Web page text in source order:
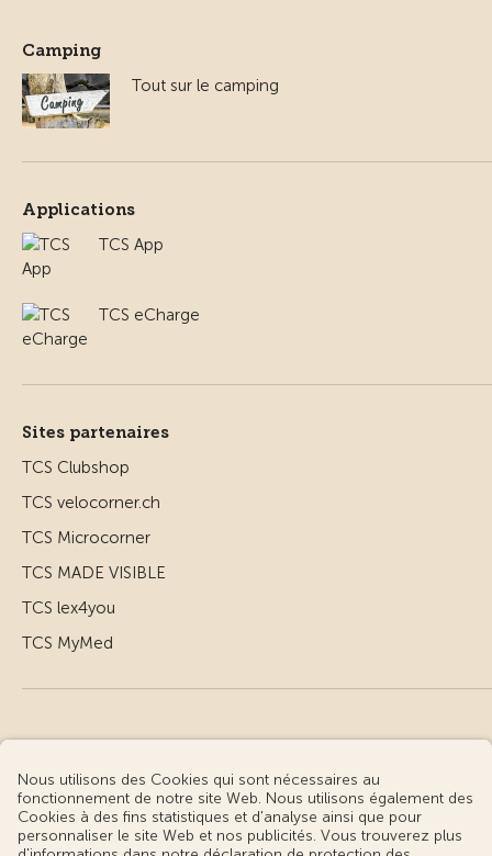
Camping
Tout sur le camping
Applications
TCS App
TCS eCharge
Sites partenaires
TCS Clubshop
TCS velocorner.ch
TCS Microcorner
TCS MADE VISIBLE
TCS lex4you
TCS MyMed